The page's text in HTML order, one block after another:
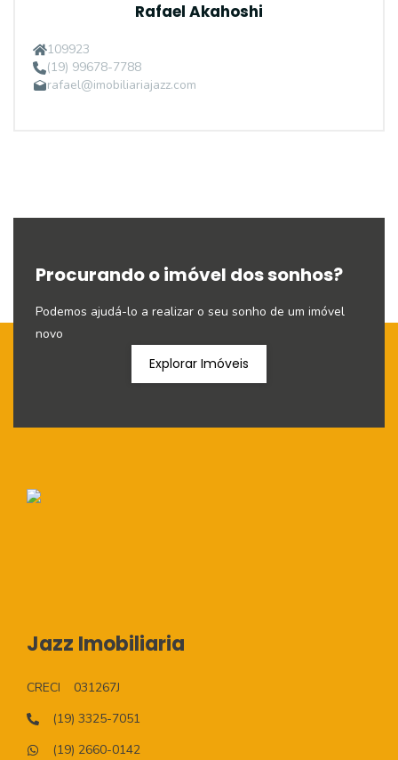
Rafael Akahoshi
109923
(19) 99678-7788
rafael@imobiliariajazz.com
Procurando o imóvel dos sonhos?
Podemos ajudá-lo a realizar o seu sonho de um imóvel
novo
Explorar Imóveis
Jazz Imobiliaria
CRECI
031267J
(19) 3325-7051
(19) 2660-0142